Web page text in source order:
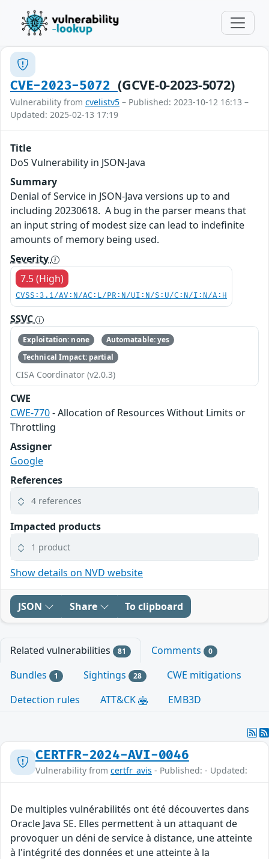
CVE-2023-5072(GCVE-0-2023-5072)
Vulnerability from cvelistv5 – Published: 2023-10-12 16:13 –
Updated: 2025-02-13 17:19
Title
DoS Vulnerability in JSON-Java
Summary
Denial of Service in JSON-Java versions up to and
including 20230618. A bug in the parser means that
an input string of modest size can lead to indefinite
amounts of memory being used.
Severity
7.5 (High)
CVSS:3.1/AV:N/AC:L/PR:N/UI:N/S:U/C:N/I:N/A:H
SSVC
Exploitation: none
Automatable: yes
Technical Impact: partial
CISA Coordinator (v2.0.3)
CWE
CWE-770- Allocation of Resources Without Limits or
Throttling
Assigner
Google
References
4 references
Impacted products
1 product
Show details on NVD website
JSON Share To clipboard
Related vulnerabilities 81 Comments 0
Bundles 1 Sightings 28
CWE mitigations
Detection rules
ATT&CK EMB3D
CERTFR-2024-AVI-0046
Vulnerability from certfr_avis - Published: - Updated:
De multiples vulnérabilités ont été découvertes dans
Oracle Java SE. Elles permettent à un attaquant de
provoquer un déni de service à distance, une atteinte
à l'intégrité des données et une atteinte à la